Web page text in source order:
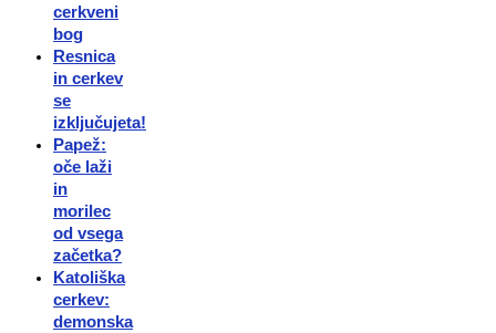
cerkveni
bog
Resnica
in cerkev
se
izključujeta!
Papež:
oče laži
in
morilec
od vsega
začetka?
Katoliška
cerkev:
demonska